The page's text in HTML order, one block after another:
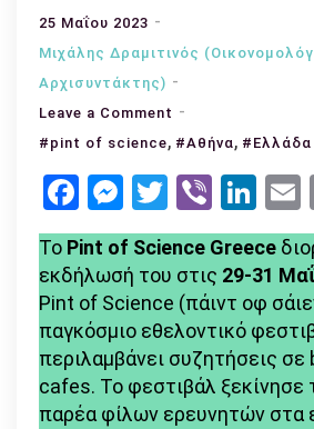
25 Μαΐου 2023
Μιχάλης Δραμιτινός
Αρχισυντάκτης)
Leave a Comment on
Συνέντευξη
το
of
Science
Greece:
«Καλούμε
επιστήμονες
από
κάθε
#pint of science, #Αθήνα, #Ελλάδα
Facebook
Messenger
Twitter
Viber
Το Pint of Science Greece
εκδήλωσή του στις 29-31
Pint of Science (πάιντ οφ
παγκόσμιο εθελοντικό
περιλαμβάνει συζητήσεις σε
cafes. Το φεστιβάλ ξεκίνησε
παρέα φίλων ερευνητών στα